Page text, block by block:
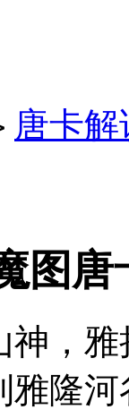
唐卡解
图唐
神，
雅隆